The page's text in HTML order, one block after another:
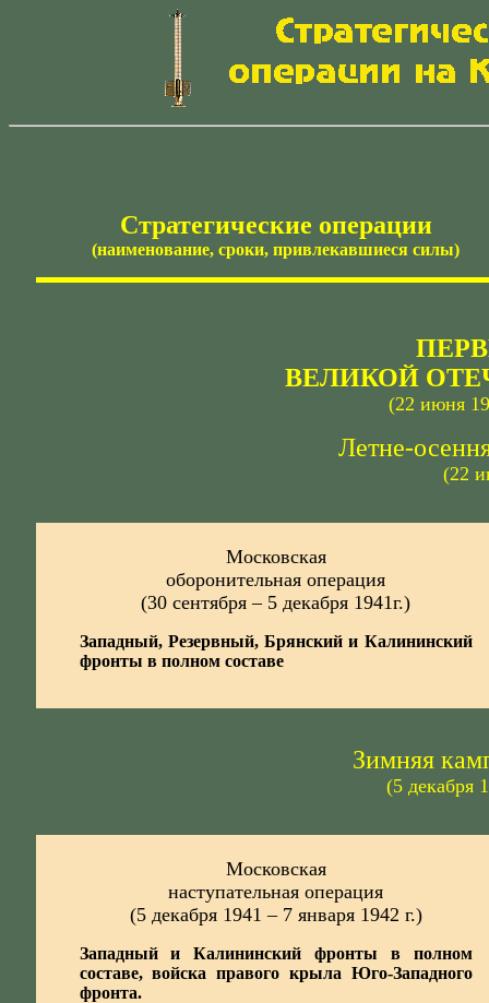
Стратегические операции
(наименование, сроки, привлекавшиеся силы)
ВЕЛИКОЙ
(22 июня
Летне-
(22
Московская
оборонительная операция
(30 сентября – 5 декабря 1941г.)
Западный, Резервный, Брянский и Калининский
фронты в полном составе
Зимняя
(5 декабря
Московская
наступательная операция
(5 декабря 1941 – 7 января 1942 г.)
Западный и Калининский фронты в полном
составе, войска правого крыла Юго-Западного
фронта.